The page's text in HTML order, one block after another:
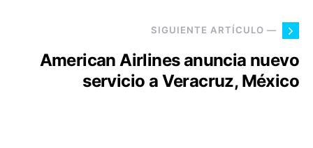
SIGUIENTE ARTÍCULO —
American Airlines anuncia nuevo
servicio a Veracruz, México